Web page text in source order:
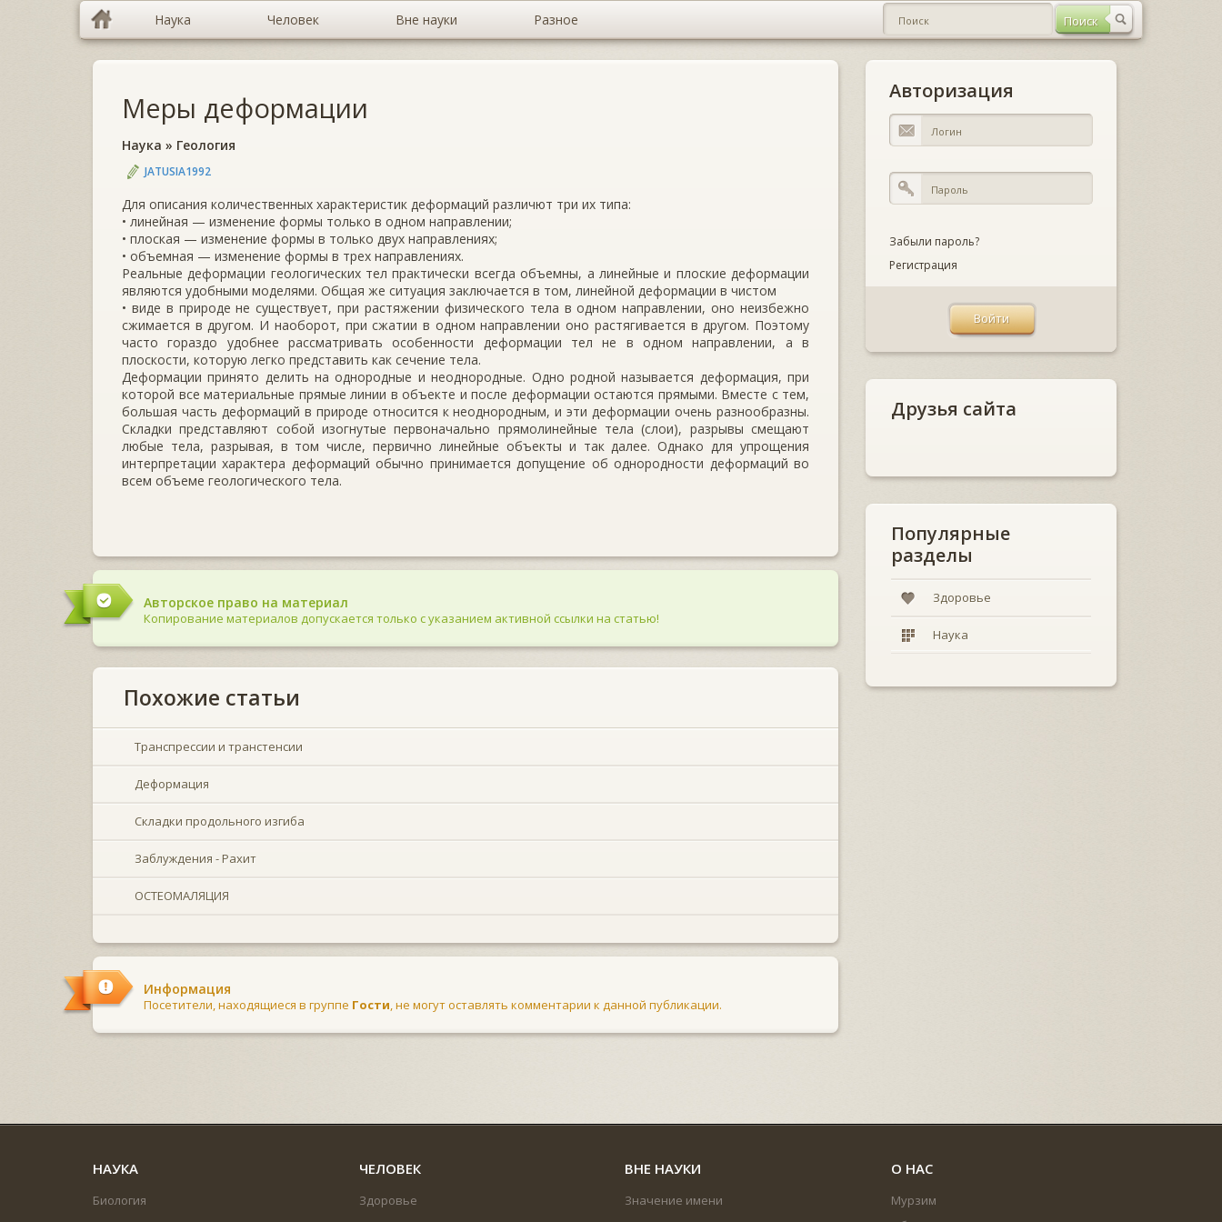
Наука Человек Вне науки Разное
Меры деформации
Наука » Геология
JATUSIA1992
Для описания количественных характеристик деформаций различют три их типа:
• линейная — изменение формы только в одном направлении;
• плоская — изменение формы в только двух направлениях;
• объемная — изменение формы в трех направлениях.
Реальные деформации геологических тел практически всегда объем­ны, а линейные и плоские деформации
являются удобными моделями. Общая же ситуация заключается в том, линейной деформации в чистом
• виде в природе не существует, при растяжении физического тела в одном направлении, оно неизбежно
сжимается в другом. И наоборот, при сжатии в одном направлении оно растягивается в другом. Поэтому
часто гораздо удобнее рассматривать особенности деформации тел не в одном направ­лении, а в
плоскости, которую легко представить как сечение тела.
Деформации принято делить на однородные и неоднородные. Одно­ родной называется деформация, при
которой все материальные прямые линии в объекте и после деформации остаются прямыми. Вместе с тем,
большая часть деформаций в природе относится к неоднородным, и эти деформации очень разнообразны.
Складки представляют собой изогнутые первоначально прямолинейные тела (слои), разрывы смещают
любые те­ла, разрывая, в том числе, первично линейные объекты и так далее. Од­нако для упрощения
интерпретации характера деформаций обычно при­нимается допущение об однородности деформаций во
всем объеме геоло­гического тела.
Авторское право на материал
Копирование материалов допускается только с указанием активной ссылки на статью!
Похожие статьи
Транспрессии и транстенсии
Деформация
Складки продольного изгиба
Заблуждения - Рахит
ОСТЕОМАЛЯЦИЯ
Информация
Посетители, находящиеся в группе Гости, не могут оставлять комментарии к данной публикации.
Авторизация
Забыли пароль?
Регистрация
Друзья сайта
Популярные
разделы
Здоровье
Наука
НАУКА
Биология
ЧЕЛОВЕК
Здоровье
ВНЕ НАУКИ
Значение имени
О НАС
Мурзим